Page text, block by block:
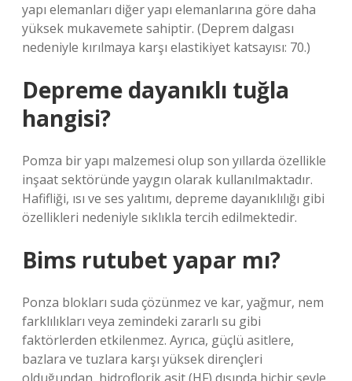
yapı elemanları diğer yapı elemanlarına göre daha
yüksek mukavemete sahiptir. (Deprem dalgası
nedeniyle kırılmaya karşı elastikiyet katsayısı: 70.)
Depreme dayanıklı tuğla
hangisi?
Pomza bir yapı malzemesi olup son yıllarda özellikle
inşaat sektöründe yaygın olarak kullanılmaktadır.
Hafifliği, ısı ve ses yalıtımı, depreme dayanıklılığı gibi
özellikleri nedeniyle sıklıkla tercih edilmektedir.
Bims rutubet yapar mı?
Ponza blokları suda çözünmez ve kar, yağmur, nem
farklılıkları veya zemindeki zararlı su gibi
faktörlerden etkilenmez. Ayrıca, güçlü asitlere,
bazlara ve tuzlara karşı yüksek dirençleri